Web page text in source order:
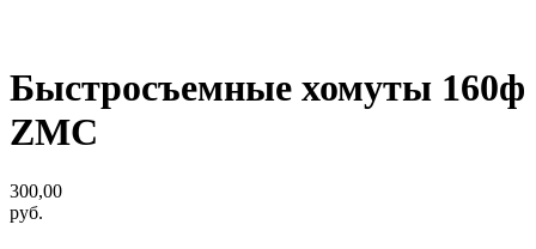
Быстросъемные хомуты 160ф
ZMC
300,00
руб.